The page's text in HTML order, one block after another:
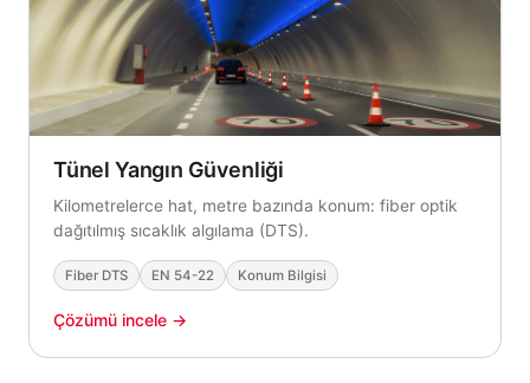
Tünel Yangın Güvenliği
Kilometrelerce hat, metre bazında konum: fiber optik
dağıtılmış sıcaklık algılama (DTS).
Fiber DTS EN 54-22 Konum Bilgisi
Çözümü incele →